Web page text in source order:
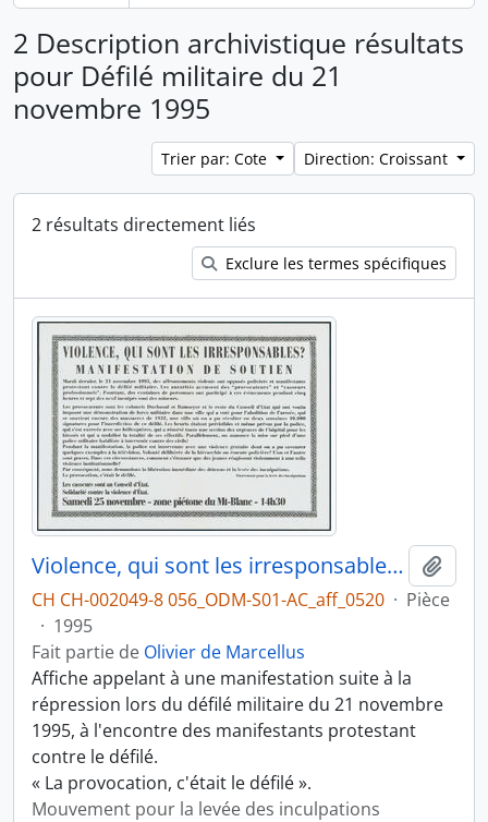
2 Description archivistique résultats
pour Défilé militaire du 21
novembre 1995
Trier par: Cote Direction: Croissant
2 résultats directement liés
Exclure les termes spécifiques
Violence, qui sont les irresponsables ?
CH CH-002049-8 056_ODM-S01-AC_aff_0520 · Pièce
· 1995
Fait partie de Olivier de Marcellus
Affiche appelant à une manifestation suite à la
répression lors du défilé militaire du 21 novembre
1995, à l'encontre des manifestants protestant
contre le défilé.
« La provocation, c'était le défilé ».
Mouvement pour la levée des inculpations